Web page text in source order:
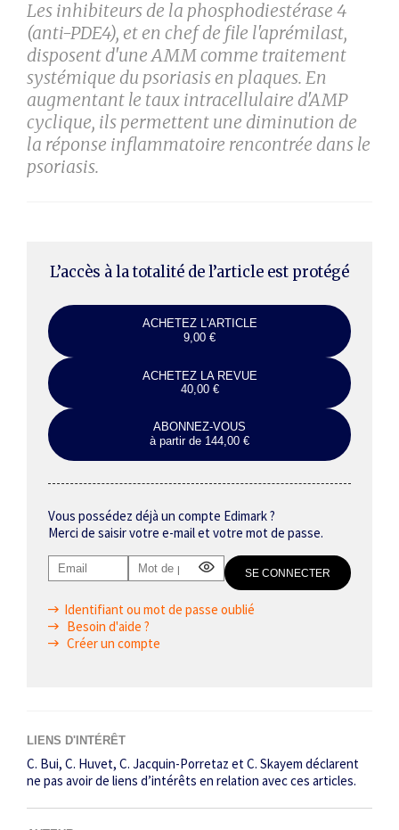
Les inhibiteurs de la phosphodiestérase 4
(anti-PDE4), et en chef de file l'aprémilast,
disposent d'une AMM comme traitement
systémique du psoriasis en plaques. En
augmentant le taux intracellulaire d'AMP
cyclique, ils permettent une diminution de
la réponse inflammatoire rencontrée dans le
psoriasis.
L’accès à la totalité de l’article est protégé
ACHETEZ L'ARTICLE
9,00 €
ACHETEZ LA REVUE
40,00 €
ABONNEZ-VOUS
à partir de 144,00 €
Vous possédez déjà un compte Edimark ?
Merci de saisir votre e-mail et votre mot de passe.
Identifiant ou mot de passe oublié
Besoin d'aide ?
Créer un compte
LIENS D'INTÉRÊT
C. Bui, C. Huvet, C. Jacquin-Porretaz et C. Skayem déclarent
ne pas avoir de liens d’intérêts en relation avec ces articles.